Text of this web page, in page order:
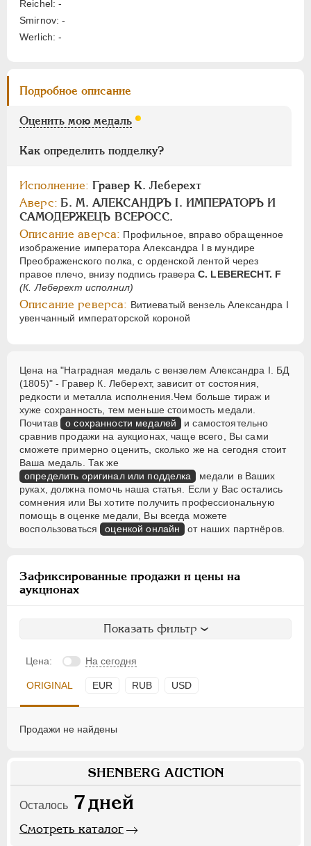
Reichel: -
Smirnov: -
Werlich: -
Подробное описание
Оценить мою медаль
Как определить подделку?
Исполнение: Гравер К. Леберехт
Аверс: Б. М. АЛЕКСАНДРЪ I. ИМПЕРАТОРЪ И
САМОДЕРЖЕЦЪ ВСЕРОСС.
Описание аверса: Профильное, вправо обращенное
изображение императора Александра I в мундире
Преображенского полка, с орденской лентой через
правое плечо, внизу подпись гравераС. LEBERECHT. F
(К. Леберехт исполнил)
Описание реверса: Витиеватый вензель Александра I
увенчанный императорской короной
Цена на "Наградная медаль с вензелем Александра I. БД
(1805)" - Гравер К. Леберехт, зависит от состояния,
редкости и металла исполнения.Чем больше тираж и
хуже сохранность, тем меньше стоимость медали.
Почитав о сохранности медалей
и самостоятельно
сравнив продажи на аукционах, чаще всего, Вы сами
сможете примерно оценить, сколько же на сегодня стоит
Ваша медаль. Так же
определить оригинал или подделка
медали в Ваших
руках, должна помочь наша статья. Если у Вас остались
сомнения или Вы хотите получить профессиональную
помощь в оценке медали, Вы всегда можете
воспользоваться оценкой онлайн от наших партнёров.
Зафиксированные продажи и цены на
аукционах
Показать фильтр
Цена: На сегодня
ORIGINAL EUR RUB USD
Продажи не найдены
SHENBERG AUCTION
Осталось 7дней
Смотреть каталог
Цифры
1 2
АЛЕКСАНДР II 1855-1881
НИКОЛАЙ II 1894-1917
СЕРИИ МЕДАЛЕЙ 1600-1881